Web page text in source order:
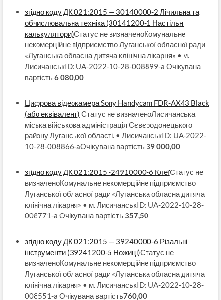
згідно коду ДК 021:2015 — 30140000-2 Лічильна та
обчислювальна техніка (30141200-1 Настільні
калькулятори)Статус не визначеноКомунальне
некомерційне підприємство Луганської обласної ради
«Луганська обласна дитяча клінічна лікарня» • м.
ЛисичанськID: UA-2022-10-28-008899-a Очікувана
вартість6 080,00
Цифрова відеокамера Sony Handycam FDR-AX43 Black
(або еквівалент) Статус не визначеноЛисичанська
міська військова адміністрація Сєвєродонецького
району Луганської області. • ЛисичанськID: UA-2022-
10-28-008866-aОчікувана вартість39 000,00
згідно коду ДК 021:2015 -24910000-6 КлеїСтатус не
визначеноКомунальне некомерційне підприємство
Луганської обласної ради «Луганська обласна дитяча
клінічна лікарня» • м. ЛисичанськID: UA-2022-10-28-
008771-a Очікувана вартість357,50
згідно коду ДК 021:2015 — 39240000-6 Різальні
інструменти (39241200-5 Ножиці)Статус не
визначеноКомунальне некомерційне підприємство
Луганської обласної ради «Луганська обласна дитяча
клінічна лікарня» • м. ЛисичанськID: UA-2022-10-28-
008551-a Очікувана вартість760,00